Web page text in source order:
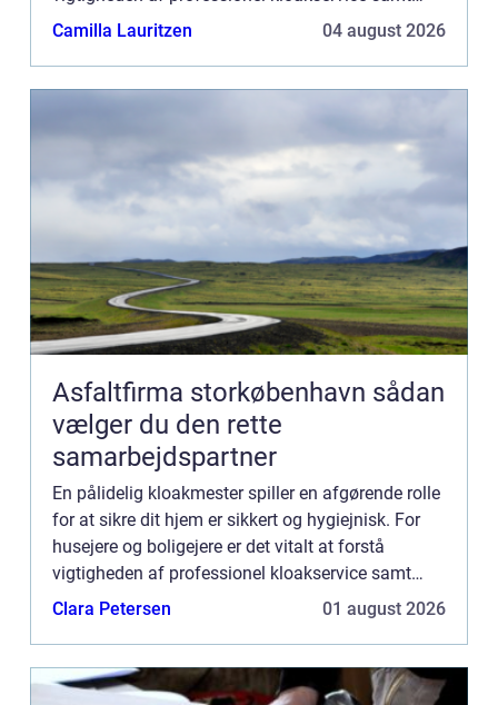
hvornår og hvordan man s&osl...
Camilla Lauritzen 04 august 2026
Asfaltfirma storkøbenhavn sådan
vælger du den rette
samarbejdspartner
En pålidelig kloakmester spiller en afgørende rolle
for at sikre dit hjem er sikkert og hygiejnisk. For
husejere og boligejere er det vitalt at forstå
vigtigheden af professionel kloakservice samt
hvornår og hvordan man s&osl...
Clara Petersen 01 august 2026